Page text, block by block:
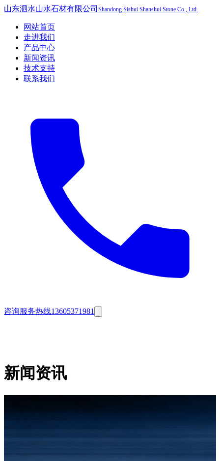
山东泗水山水石材有限公司 Shandong Sishui Shanshui Stone Co., Ltd.
网站首页
走进我们
产品中心
新闻资讯
技术支持
联系我们
咨询服务热线13605371981
新闻资讯